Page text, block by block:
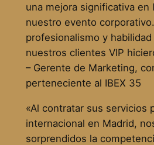
una mejora significativa en
nuestro evento
profesionalismo y
nuestros clientes VIP
– Gerente de Marketing,
perteneciente al IBEX 35
«Al contratar sus servicios
internacional en Madrid,
sorprendidos la